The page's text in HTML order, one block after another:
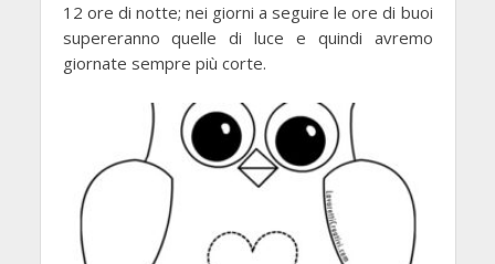
12 ore di notte; nei giorni a seguire le ore di buoi
supereranno quelle di luce e quindi avremo
giornate sempre più corte.